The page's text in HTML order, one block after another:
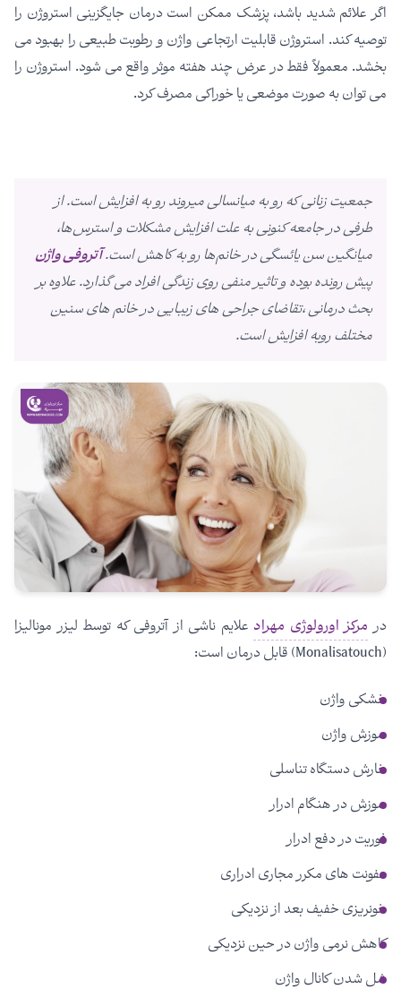
اگر علائم شدید باشد، پزشک ممکن است درمان جایگزینی استروژن را
توصیه کند. استروژن قابلیت ارتجاعی واژن و رطوبت طبیعی را بهبود می
بخشد. معمولاً فقط در عرض چند هفته موثر واقع می شود. استروژن را
می توان به صورت موضعی یا خوراکی مصرف کرد.
جمعیت زنانی که رو به میانسالی میروند رو به افزایش است. از
طرفی در جامعه کنونی به علت افزایش مشکلات و استرس‌ها،
میانگین سن یائسگی در خانم‌ها رو به کاهش است.آتروفی واژن
پیش رونده بوده و تاثیر منفی روی زندگی افراد می گذارد. علاوه بر
بحث درمانی ،تقاضای جراحی های زیبایی در خانم های سنین
مختلف روبه افزایش است.
در مرکز اورولوژی مهراد علایم ناشی از آتروفی که توسط لیزر مونالیزا
(Monalisatouch) قابل درمان است:
خشکی واژن
سوزش واژن
خارش دستگاه تناسلی
سوزش در هنگام ادرار
فوریت در دفع ادرار
عفونت های مکرر مجاری ادراری
خونریزی خفیف بعد از نزدیکی
کاهش نرمی واژن در حین نزدیکی
شل شدن کانال واژن